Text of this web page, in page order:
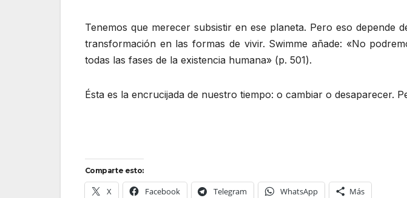
Tenemos que merecer subsistir en ese planeta. Pero eso
transformación en las formas de vivir. Swimme añade: «No
todas las fases de la existencia humana» (p. 501).
Ésta es la encrucijada de nuestro tiempo: o cambiar o desaparecer.
Comparte esto:
X Facebook Telegram WhatsApp Más